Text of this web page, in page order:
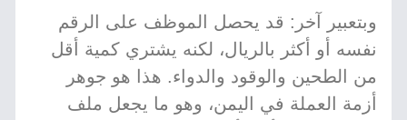
وبتعبير آخر: قد يحصل الموظف على الرقم
نفسه أو أكثر بالريال، لكنه يشتري كمية أقل
من الطحين والوقود والدواء. هذا هو جوهر
أزمة العملة في اليمن، وهو ما يجعل ملف